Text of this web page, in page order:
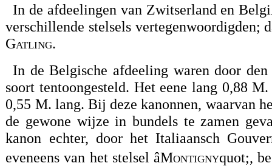
In de afdeelingen van Zwitserland en
verschillende stelsels vertegenwoordigden;
Gatling.
In de Belgische afdeeling waren door den
soort tentoongesteld. Het eene lang 0,88
0,55 M. lang. Bij deze kanonnen, waarvan
de gewone wijze in bundels te zamen
kanon echter, door het Italiaansch
eveneens van het stelsel âMontignyquot;,